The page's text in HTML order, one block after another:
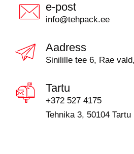
e-post
info@tehpack.ee
Aadress
Sinilille tee 6, Rae
Tartu
+372 527 4175
Tehnika 3, 50104 Tartu